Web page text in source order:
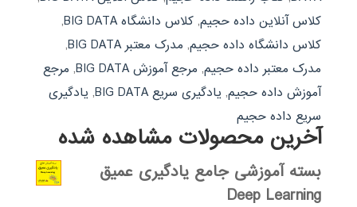
کلاس آنلاین داده حجيم, کلاس دانشگاه BIG DATA
,
کلاس دانشگاه داده حجيم, مدرک معتبر BIG DATA
,
مدرک معتبر داده حجيم, مرجع آموزش BIG DATA , مرجع
آموزش داده حجيم, یادگیری سریع BIG DATA , یادگیری
سریع داده حجيم
آخرین محصولات مشاهده شده
بسته آموزشی جامع یادگیری عمیق
Deep Learning